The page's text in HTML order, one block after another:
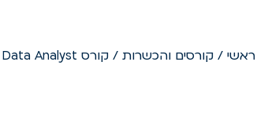
ראשי /קורסים והכשרות /קורס Data Analyst מורחב